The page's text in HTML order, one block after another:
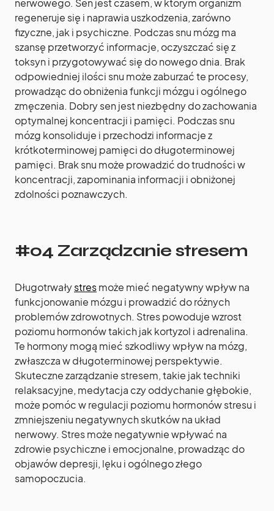
nerwowego. Sen jest czasem, w którym organizm
regeneruje się i naprawia uszkodzenia, zarówno
fizyczne, jak i psychiczne. Podczas snu mózg ma
szansę przetworzyć informacje, oczyszczać się z
toksyn i przygotowywać się do nowego dnia. Brak
odpowiedniej ilości snu może zaburzać te procesy,
prowadząc do obniżenia funkcji mózgu i ogólnego
zmęczenia. Dobry sen jest niezbędny do zachowania
optymalnej koncentracji i pamięci. Podczas snu
mózg konsoliduje i przechodzi informacje z
krótkoterminowej pamięci do długoterminowej
pamięci. Brak snu może prowadzić do trudności w
koncentracji, zapominania informacji i obniżonej
zdolności poznawczych.
#04 Zarządzanie stresem
Długotrwałystresmoże mieć negatywny wpływ na
funkcjonowanie mózgu i prowadzić do różnych
problemów zdrowotnych. Stres powoduje wzrost
poziomu hormonów takich jak kortyzol i adrenalina.
Te hormony mogą mieć szkodliwy wpływ na mózg,
zwłaszcza w długoterminowej perspektywie.
Skuteczne zarządzanie stresem, takie jak techniki
relaksacyjne, medytacja czy oddychanie głębokie,
może pomóc w regulacji poziomu hormonów stresu i
zmniejszeniu negatywnych skutków na układ
nerwowy. Stres może negatywnie wpływać na
zdrowie psychiczne i emocjonalne, prowadząc do
objawów depresji, lęku i ogólnego złego
samopoczucia.